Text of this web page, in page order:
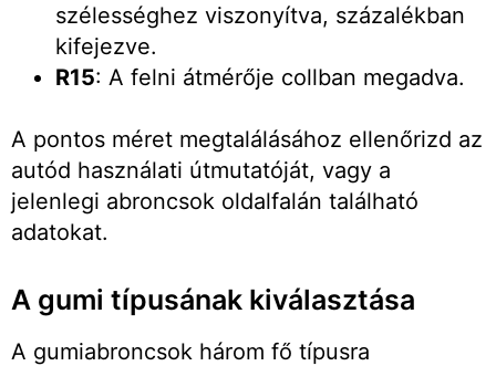
szélességhez viszonyítva, százalékban
kifejezve.
R15: A felni átmérője collban megadva.
A pontos méret megtalálásához ellenőrizd az
autód használati útmutatóját, vagy a
jelenlegi abroncsok oldalfalán található
adatokat.
A gumi típusának kiválasztása
A gumiabroncsok három fő típusra